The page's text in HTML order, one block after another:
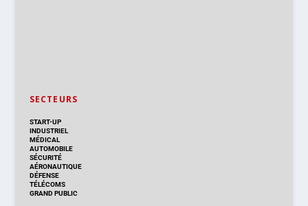
SECTEURS
START-UP
INDUSTRIEL
MÉDICAL
AUTOMOBILE
SÉCURITÉ
AÉRONAUTIQUE
DÉFENSE
TÉLÉCOMS
GRAND PUBLIC